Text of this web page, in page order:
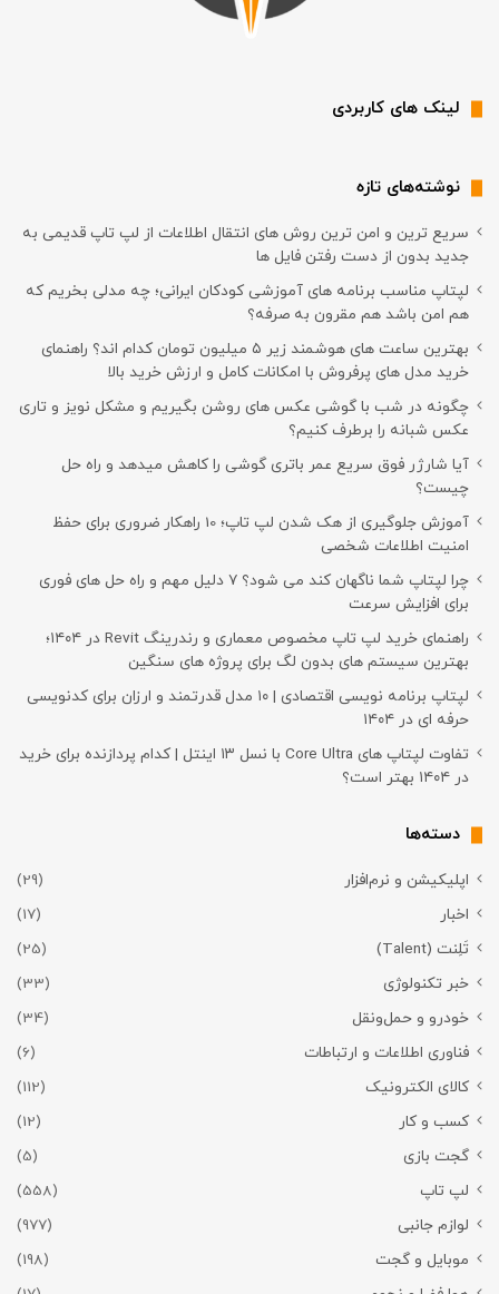
لینک های کاربردی
نوشته‌های تازه
سریع ترین و امن ترین روش های انتقال اطلاعات از لپ تاپ قدیمی به
جدید بدون از دست رفتن فایل ها
لپتاپ مناسب برنامه های آموزشی کودکان ایرانی؛ چه مدلی بخریم که
هم امن باشد هم مقرون به صرفه؟
بهترین ساعت های هوشمند زیر ۵ میلیون تومان کدام اند؟ راهنمای
خرید مدل های پرفروش با امکانات کامل و ارزش خرید بالا
چگونه در شب با گوشی عکس های روشن بگیریم و مشکل نویز و تاری
عکس شبانه را برطرف کنیم؟
آیا شارژر فوق سریع عمر باتری گوشی را کاهش میدهد و راه حل
چیست؟
آموزش جلوگیری از هک شدن لپ تاپ؛ 10 راهکار ضروری برای حفظ
امنیت اطلاعات شخصی
چرا لپتاپ شما ناگهان کند می شود؟ ۷ دلیل مهم و راه حل های فوری
برای افزایش سرعت
راهنمای خرید لپ تاپ مخصوص معماری و رندرینگ Revit در ۱۴۰۴؛
بهترین سیستم های بدون لگ برای پروژه های سنگین
لپتاپ برنامه نویسی اقتصادی | ۱۰ مدل قدرتمند و ارزان برای کدنویسی
حرفه ای در ۱۴۰۴
تفاوت لپتاپ های Core Ultra با نسل ۱۳ اینتل | کدام پردازنده برای خرید
در ۱۴۰۴ بهتر است؟
دسته‌ها
اپلیکیشن و نرم‌افزار
(29)
اخبار
(17)
تَلِنت (Talent)
(25)
خبر تکنولوژی
(33)
خودرو و حمل‌و‌نقل
(34)
فناوری اطلاعات و ارتباطات
(6)
کالای الکترونیک
(112)
کسب و کار
(12)
گجت بازی
(5)
لپ تاپ
(558)
لوازم جانبی
(977)
موبایل و گجت
(198)